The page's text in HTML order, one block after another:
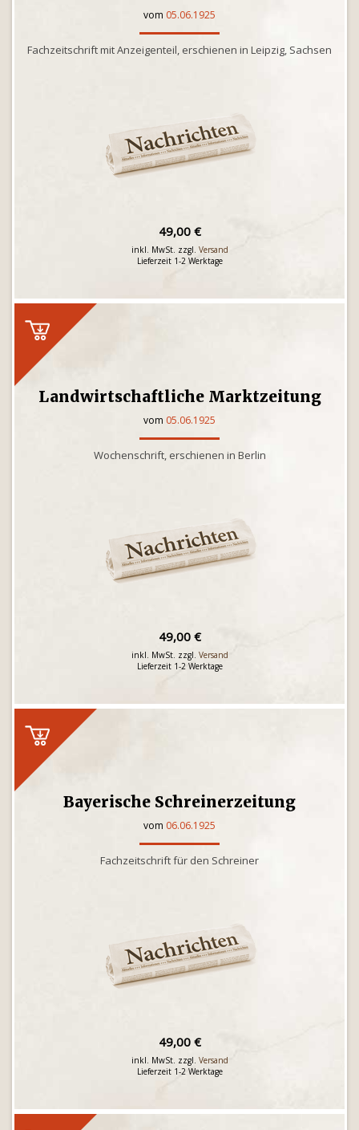
vom 05.06.1925
Fachzeitschrift mit Anzeigenteil, erschienen in Leipzig, Sachsen
49,00 €
inkl. MwSt. zzgl. Versand
Lieferzeit 1-2 Werktage
Landwirtschaftliche Marktzeitung
vom 05.06.1925
Wochenschrift, erschienen in Berlin
49,00 €
inkl. MwSt. zzgl. Versand
Lieferzeit 1-2 Werktage
Bayerische Schreinerzeitung
vom 06.06.1925
Fachzeitschrift für den Schreiner
49,00 €
inkl. MwSt. zzgl. Versand
Lieferzeit 1-2 Werktage